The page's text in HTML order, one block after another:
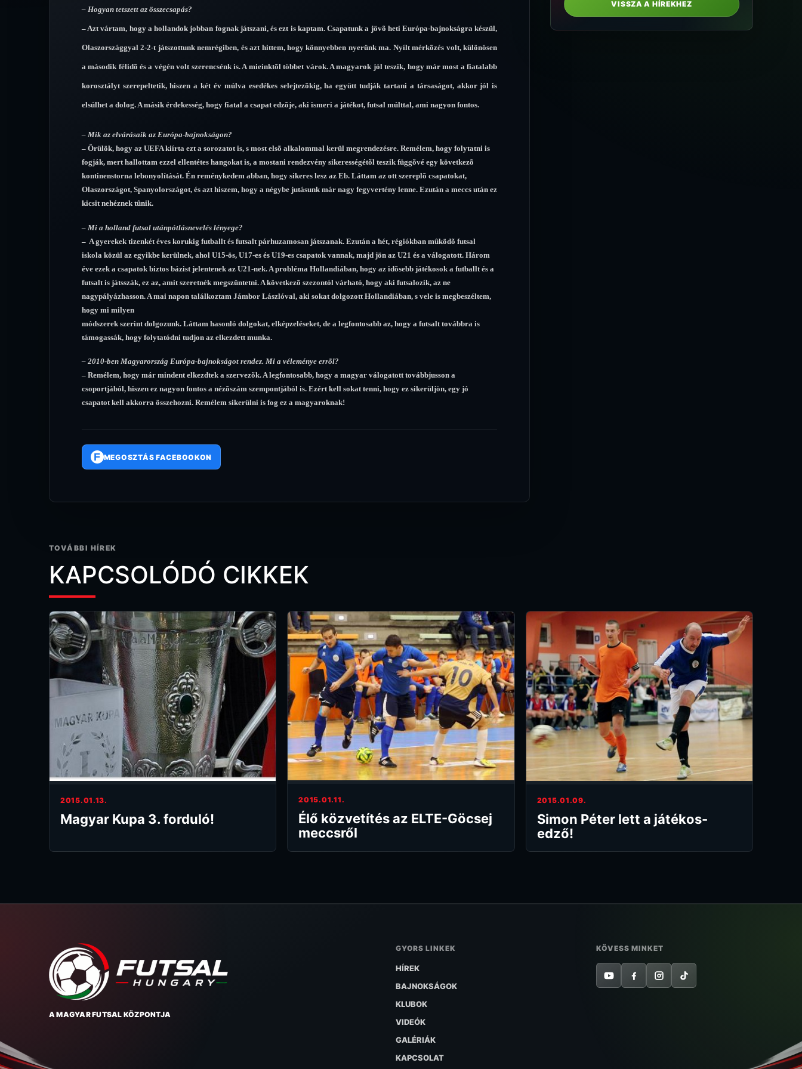
– Hogyan tetszett az összecsapás?
– Azt vártam, hogy a hollandok jobban fognak játszani, és ezt is kaptam. Csapatunk a jövõ heti Európa-bajnokságra készül,
Olaszországgyal 2-2-t játszottunk nemrégiben, és azt hittem, hogy könnyebben nyerünk ma. Nyílt mérkõzés volt, különösen
a második félidõ és a végén volt szerencsénk is. A mieinktõl többet várok. A magyarok jól teszik, hogy már most a fiatalabb
korosztályt szerepeltetik, hiszen a két év múlva esedékes selejtezõkig, ha együtt tudják tartani a társaságot, akkor jól is
elsülhet a dolog. A másik érdekesség, hogy fiatal a csapat edzõje, aki ismeri a játékot, futsal múlttal, ami nagyon fontos.
– Mik az elvárásaik az Európa-bajnokságon?
– Örülök, hogy az UEFA kiírta ezt a sorozatot is, s most elsõ alkalommal kerül megrendezésre. Remélem, hogy folytatni is
fogják, mert hallottam ezzel ellentétes hangokat is, a mostani rendezvény sikerességétõl teszik függõvé egy következõ
kontinenstorna lebonyolítását. Én reménykedem abban, hogy sikeres lesz az Eb. Láttam az ott szereplõ csapatokat,
Olaszországot, Spanyolországot, és azt hiszem, hogy a négybe jutásunk már nagy fegyvertény lenne. Ezután a meccs után ez
kicsit nehéznek tûnik.
– Mi a holland futsal utánpótlásnevelés lényege?
– A gyerekek tizenkét éves korukig futballt és futsalt párhuzamosan játszanak. Ezután a hét, régiókban mûködõ futsal
iskola közül az egyikbe kerülnek, ahol U15-ös, U17-es és U19-es csapatok vannak, majd jön az U21 és a válogatott. Három
éve ezek a csapatok biztos bázist jelentenek az U21-nek. A probléma Hollandiában, hogy az idõsebb játékosok a futballt és a
futsalt is játsszák, ez az, amit szeretnék megszüntetni. A következõ szezontól várható, hogy aki futsalozik, az ne
nagypályázhasson. A mai napon találkoztam Jámbor Lászlóval, aki sokat dolgozott Hollandiában, s vele is megbeszéltem,
hogy mi milyen
módszerek szerint dolgozunk. Láttam hasonló dolgokat, elképzeléseket, de a legfontosabb az, hogy a futsalt továbbra is
támogassák, hogy folytatódni tudjon az elkezdett munka.
– 2010-ben Magyarország Európa-bajnokságot rendez. Mi a véleménye errõl?
– Remélem, hogy már mindent elkezdtek a szervezõk. A legfontosabb, hogy a magyar válogatott továbbjusson a
csoportjából, hiszen ez nagyon fontos a nézõszám szempontjából is. Ezért kell sokat tenni, hogy ez sikerüljön, egy jó
csapatot kell akkorra összehozni. Remélem sikerülni is fog ez a magyaroknak!
F MEGOSZTÁS FACEBOOKON
VISSZA A HÍREKHEZ
TOVÁBBI HÍREK
KAPCSOLÓDÓ CIKKEK
2015.01.13.
Magyar Kupa 3. forduló!
2015.01.11.
Élő közvetítés az ELTE-Göcsej
meccsről
2015.01.09.
Simon Péter lett a játékos-
edző!
A MAGYAR FUTSAL KÖZPONTJA
GYORS LINKEK
HÍREK
BAJNOKSÁGOK
KLUBOK
VIDEÓK
GALÉRIÁK
KAPCSOLAT
KÖVESS MINKET